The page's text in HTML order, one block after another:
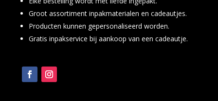
Groot assortiment inpakmaterialen en cadeautjes.
Producten kunnen gepersonaliseerd worden.
Gratis inpakservice bij aankoop van een cadeautje.